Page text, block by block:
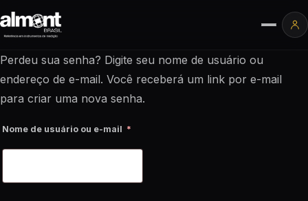
Perdeu sua senha? Digite seu nome de usuário ou
endereço de e-mail. Você receberá um link por e-mail
para criar uma nova senha.
Nome de usuário ou e-mail *